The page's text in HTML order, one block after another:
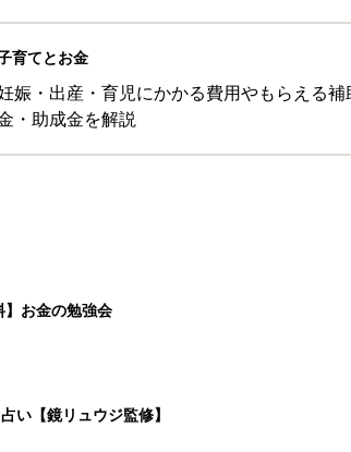
育てとお金
娠・出産・育児にかかる費用やもらえる補
・助成金を解説
お金の勉強会
【鏡リュウジ監修】